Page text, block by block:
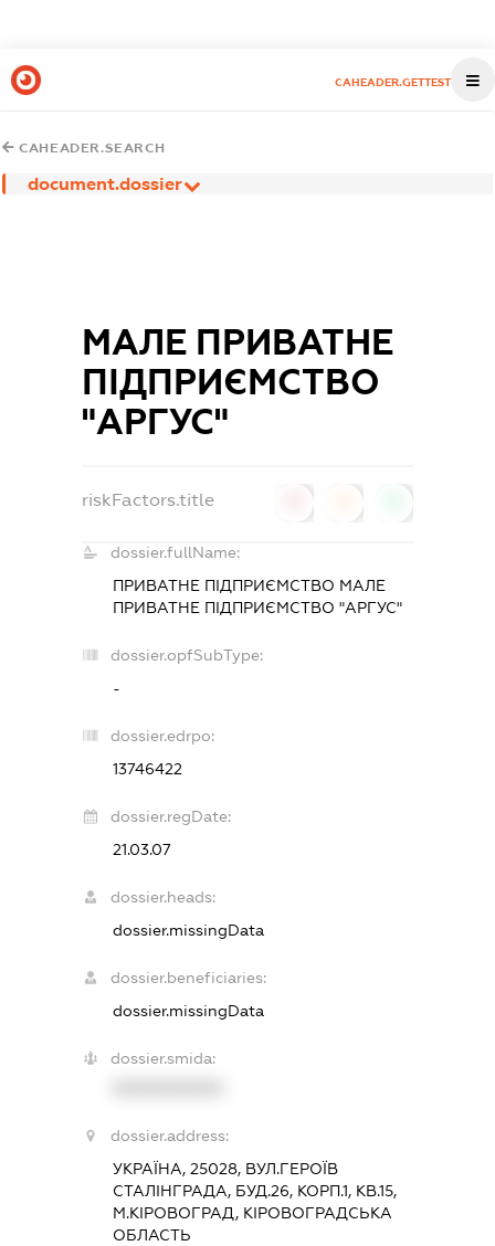
CAHEADER.GETTEST
CAHEADER.SEARCH
document.dossier
МАЛЕ ПРИВАТНЕ
ПІДПРИЄМСТВО
"АРГУС"
riskFactors.title
dossier.fullName:
ПРИВАТНЕ ПІДПРИЄМСТВО МАЛЕ
ПРИВАТНЕ ПІДПРИЄМСТВО "АРГУС"
dossier.opfSubType:
-
dossier.edrpo:
13746422
dossier.regDate:
21.03.07
dossier.heads:
dossier.missingData
dossier.beneficiaries:
dossier.missingData
dossier.smida:
dossier.address:
УКРАЇНА, 25028, ВУЛ.ГЕРОЇВ
СТАЛІНГРАДА, БУД.26, КОРП.1, КВ.15,
М.КІРОВОГРАД, КІРОВОГРАДСЬКА
ОБЛАСТЬ